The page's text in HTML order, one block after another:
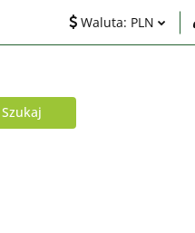
Waluta: PLN